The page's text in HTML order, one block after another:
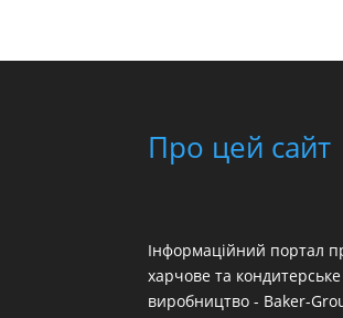
Про цей сайт
Інформаційний портал
харчове та кондитерське
виробництво - Baker-